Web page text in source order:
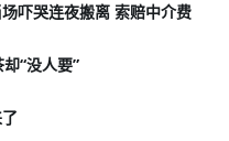
吓哭连夜搬离 索赔中介费
“没人要”